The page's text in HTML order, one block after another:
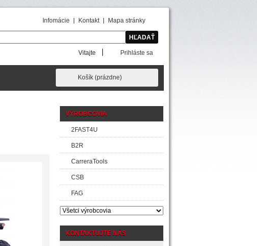
Infomácie Kontakt Mapa stránky
Košík (prázdne)
Vitajte Prihláste sa
VÝROBCOVIA
2FAST4U
B2R
CarreraTools
CSB
FAG
KONTAKTUJTE NÁS